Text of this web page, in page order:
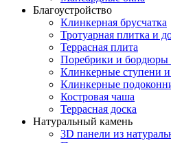
Благоустройство
Клинкерная брусчатка
Тротуарная плитка и
Террасная плита
Поребрики и бордюры
Клинкерные ступени
Клинкерные
Костровая чаша
Террасная доска
Натуральный камень
3D панели из